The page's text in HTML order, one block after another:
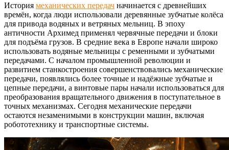
История механических передач начинается с древнейших
времён, когда люди использовали деревянные зубчатые колёса
для привода водяных и ветряных мельниц. В эпоху
античности Архимед применял червячные передачи и блоки
для подъёма грузов. В средние века в Европе начали широко
использовать водяные мельницы с ременными и зубчатыми
передачами. С началом промышленной революции и
развитием станкостроения совершенствовались механические
передачи, появлялись более точные и надёжные зубчатые и
цепные передачи, а винтовые пары начали использоваться для
преобразования вращательного движения в поступательное в
точных механизмах. Сегодня механические передачи
остаются незаменимыми в конструкции машин, включая
робототехнику и транспортные системы.